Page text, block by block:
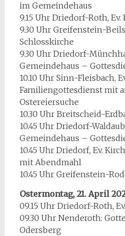
im Gemeindehaus
9.15 Uhr Driedorf-Roth, Ev.
9.30 Uhr Greifenstein-
Schlosskirche
9.30 Uhr Driedorf-
Gemeindehaus –
10.10 Uhr Sinn-Fleisbach,
Familiengottesdienst mit
Ostereiersuche
10.30 Uhr Breitscheid-
10.45 Uhr Driedorf-
Gemeindehaus –
10.45 Uhr Driedorf, Ev.
mit Abendmahl
10.45 Uhr Greifenstein-
Ostermontag, 21. April
09.15 Uhr Driedorf-Roth,
09.30 Uhr Nenderoth:
Odersberg